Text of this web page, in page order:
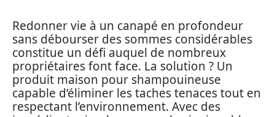
Redonner vie à un canapé en profondeur
sans débourser des sommes considérables
constitue un défi auquel de nombreux
propriétaires font face. La solution ? Un
produit maison pour shampouineuse
capable d’éliminer les taches tenaces tout en
respectant l’environnement. Avec des